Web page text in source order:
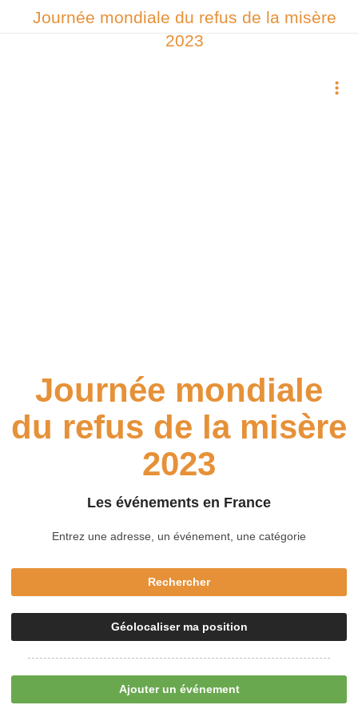
Journée mondiale du refus de la misère
2023
Journée mondiale
du refus de la misère
2023
Les événements en France
Rechercher
Géolocaliser ma position
Ajouter un événement